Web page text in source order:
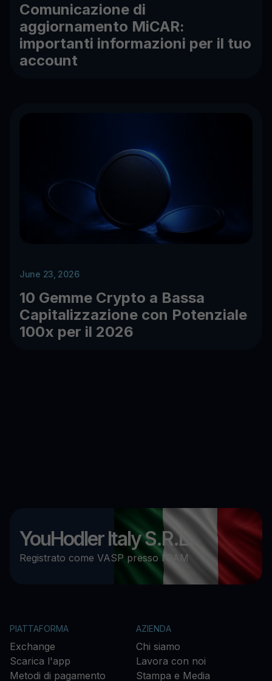
Comunicazione di
aggiornamento MiCAR:
importanti informazioni per il tuo
account
June 23, 2026
10 Gemme Crypto a Bassa
Capitalizzazione con Potenziale
100x per il 2026
YouHodler Italy S.R.L.
Registrato come VASP presso l’OAM
PIATTAFORMA
Exchange
Scarica l'app
Metodi di pagamento
AZIENDA
Chi siamo
Lavora con noi
Stampa e Media